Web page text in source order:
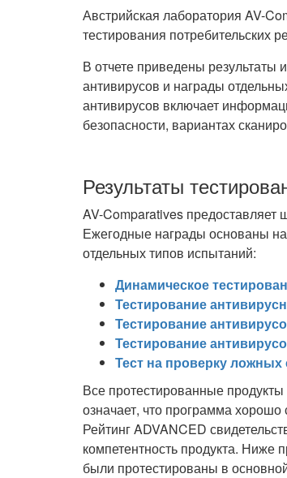
Австрийская лаборатория AV-
тестирования потребительских
В отчете приведены
антивирусов и награды
антивирусов включает
безопасности, вариантах
Результаты
AV-Comparatives предоставляет
Ежегодные награды основаны на
отдельных типов испытаний:
Динамическое
Тестирование
Тестирование
Тестирование
Тест на проверку
Все протестированные
означает, что программа
Рейтинг ADVANCED
компетентность продукта. Ниже
были протестированы в